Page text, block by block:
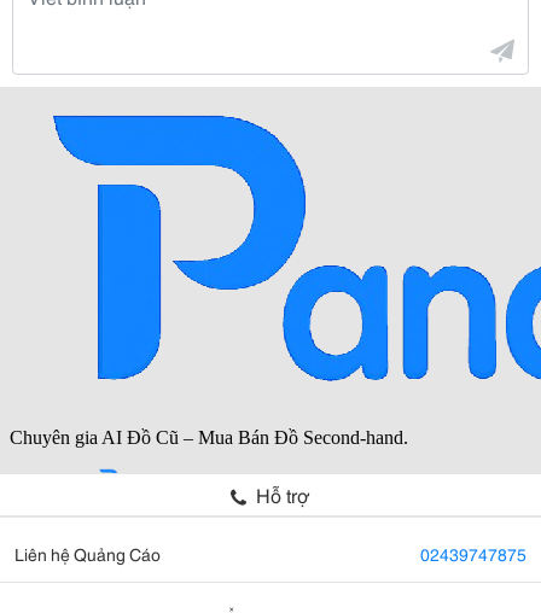
Hỗ trợ
Liên hệ Quảng Cáo 02439747875